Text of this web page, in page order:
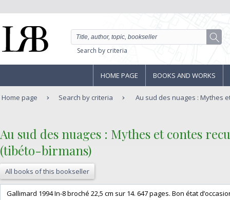
Search by criteria
HOME PAGE BOOKS AND WORKS
Home page Search by criteria Au sud des nuages : Mythes
‎Au sud des nuages : Mythes et contes
(tibéto-birmans)‎
All books of this bookseller
‎Gallimard 1994 In-8 broché 22,5 cm sur 14. 647 pages. Bon état